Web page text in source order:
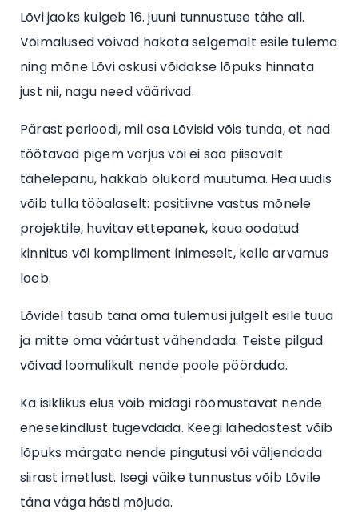
Lõvi jaoks kulgeb 16. juuni tunnustuse tähe all.
Võimalused võivad hakata selgemalt esile tulema
ning mõne Lõvi oskusi võidakse lõpuks hinnata
just nii, nagu need väärivad.
Pärast perioodi, mil osa Lõvisid võis tunda, et nad
töötavad pigem varjus või ei saa piisavalt
tähelepanu, hakkab olukord muutuma. Hea uudis
võib tulla tööalaselt: positiivne vastus mõnele
projektile, huvitav ettepanek, kaua oodatud
kinnitus või kompliment inimeselt, kelle arvamus
loeb.
Lõvidel tasub täna oma tulemusi julgelt esile tuua
ja mitte oma väärtust vähendada. Teiste pilgud
võivad loomulikult nende poole pöörduda.
Ka isiklikus elus võib midagi rõõmustavat nende
enesekindlust tugevdada. Keegi lähedastest võib
lõpuks märgata nende pingutusi või väljendada
siirast imetlust. Isegi väike tunnustus võib Lõvile
täna väga hästi mõjuda.